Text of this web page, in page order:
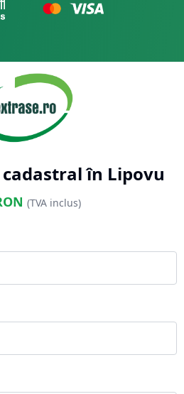
în Lipovu
(TVA inclus)